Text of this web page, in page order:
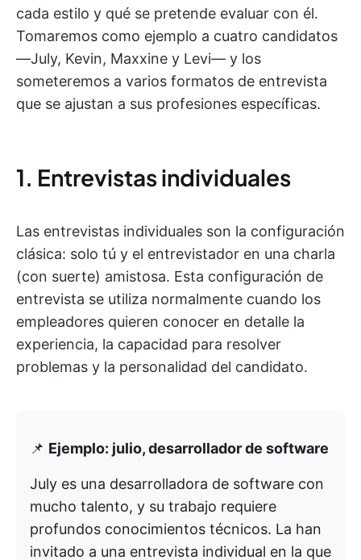
cada estilo y qué se pretende evaluar con él.
Tomaremos como ejemplo a cuatro candidatos
—July, Kevin, Maxxine y Levi— y los
someteremos a varios formatos de entrevista
que se ajustan a sus profesiones específicas.
1. Entrevistas individuales
Las entrevistas individuales son la configuración
clásica: solo tú y el entrevistador en una charla
(con suerte) amistosa. Esta configuración de
entrevista se utiliza normalmente cuando los
empleadores quieren conocer en detalle la
experiencia, la capacidad para resolver
problemas y la personalidad del candidato.
📌 Ejemplo: julio, desarrollador de software
July es una desarrolladora de software con
mucho talento, y su trabajo requiere
profundos conocimientos técnicos. La han
invitado a una entrevista individual en la que